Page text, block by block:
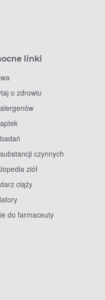
linki
o zdrowiu
czynnych
ziół
ciąży
do farmaceuty